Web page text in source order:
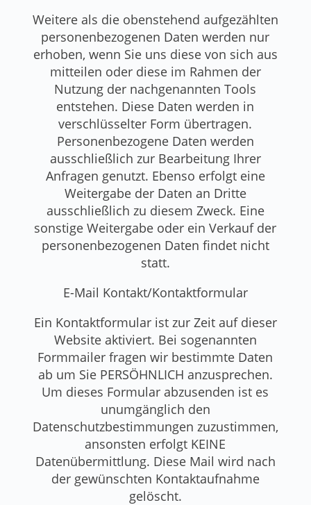
Weitere als die obenstehend aufgezählten
personenbezogenen Daten werden nur
erhoben, wenn Sie uns diese von sich aus
mitteilen oder diese im Rahmen der
Nutzung der nachgenannten Tools
entstehen. Diese Daten werden in
verschlüsselter Form übertragen.
Personenbezogene Daten werden
ausschließlich zur Bearbeitung Ihrer
Anfragen genutzt. Ebenso erfolgt eine
Weitergabe der Daten an Dritte
ausschließlich zu diesem Zweck. Eine
sonstige Weitergabe oder ein Verkauf der
personenbezogenen Daten findet nicht
statt.
E-Mail Kontakt/Kontaktformular
Ein Kontaktformular ist zur Zeit auf dieser
Website aktiviert. Bei sogenannten
Formmailer fragen wir bestimmte Daten
ab um Sie PERSÖHNLICH anzusprechen.
Um dieses Formular abzusenden ist es
unumgänglich den
Datenschutzbestimmungen zuzustimmen,
ansonsten erfolgt KEINE
Datenübermittlung. Diese Mail wird nach
der gewünschten Kontaktaufnahme
gelöscht.